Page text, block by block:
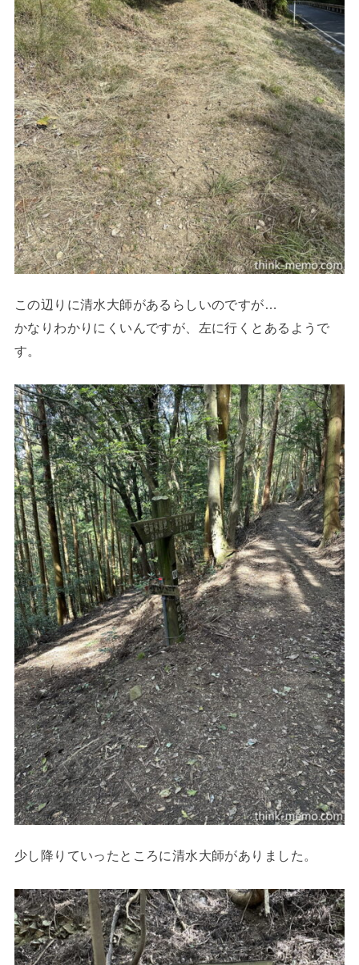
この辺りに清水大師があるらしいのですが…
かなりわかりにくいんですが、左に行くとあるようで
す。
少し降りていったところに清水大師がありました。